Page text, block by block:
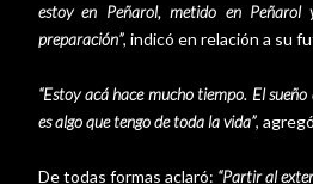
estoy en Peñarol, metido en Peñarol
preparación”, indicó en relación a su
“Estoy acá hace mucho tiempo. El
es algo que tengo de toda la vida”,
De todas formas aclaró: “Partir al